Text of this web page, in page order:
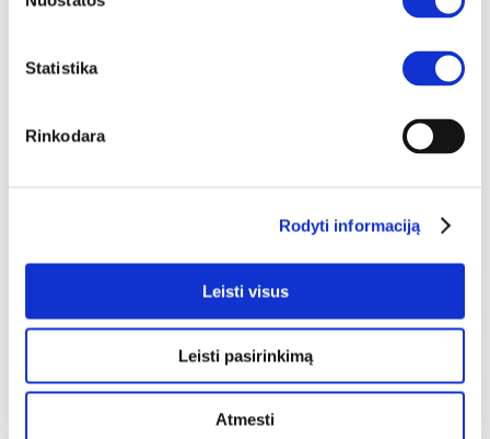
Statistika
Rinkodara
Rodyti informaciją
Leisti visus
Leisti pasirinkimą
Atmesti